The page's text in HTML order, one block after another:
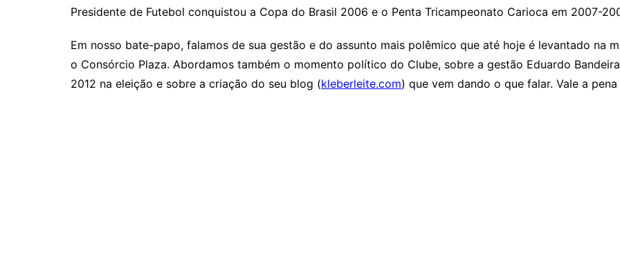
Presidente de Futebol conquistou a Copa do Brasil 2006 e o Penta Tricampeonato Carioca em 2007-
Em nosso bate-papo, falamos de sua gestão e do assunto mais polêmico que até hoje é levantado na
o Consórcio Plaza. Abordamos também o momento político do Clube, sobre a gestão Eduardo
2012 na eleição e sobre a criação do seu blog (kleberleite.com) que vem dando o que falar. Vale a